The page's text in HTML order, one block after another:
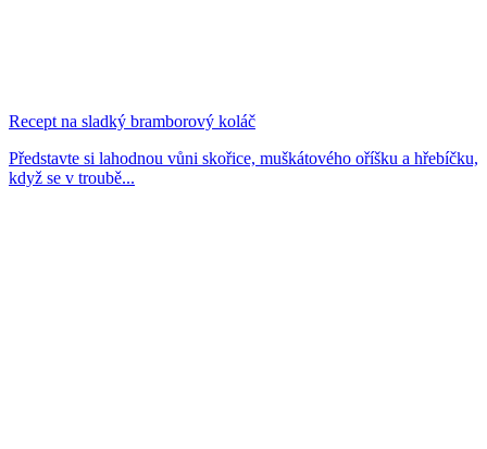
Recept na sladký bramborový koláč
Představte si lahodnou vůni skořice, muškátového oříšku a hřebíčku,
když se v troubě...